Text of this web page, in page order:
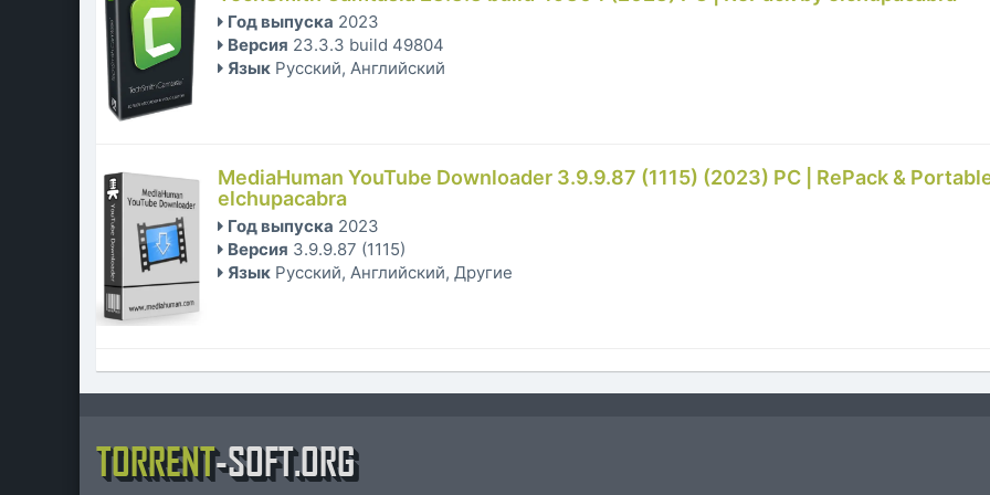
Год выпуска 2023
Версия 23.3.3 build 49804
Язык Русский, Английский
MediaHuman YouTube Downloader 3.9.9.87 (1115) (2023) PC | RePack &
elchupacabra
Год выпуска 2023
Версия 3.9.9.87 (1115)
Язык Русский, Английский, Другие
TORRENT-SOFT.ORG